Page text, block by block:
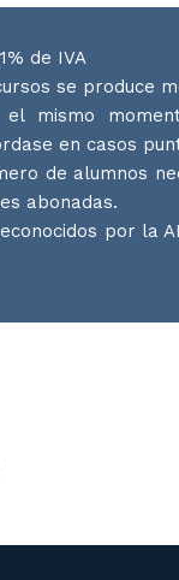
de IVA
se produce
mismo
en casos
de alumnos
abonadas.
por la